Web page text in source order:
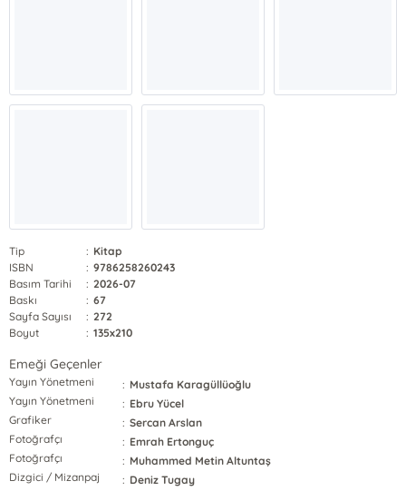
Tip : Kitap
ISBN
: 9786258260243
Basım Tarihi
: 2026-07
Baskı
: 67
Sayfa Sayısı
: 272
Boyut
: 135x210
Emeği Geçenler
Yayın Yönetmeni : Mustafa Karagüllüoğlu
Yayın Yönetmeni
: Ebru Yücel
Grafiker
: Sercan Arslan
Fotoğrafçı
: Emrah Ertonguç
Fotoğrafçı
: Muhammed Metin Altuntaş
Dizgici / Mizanpaj
: Deniz Tugay